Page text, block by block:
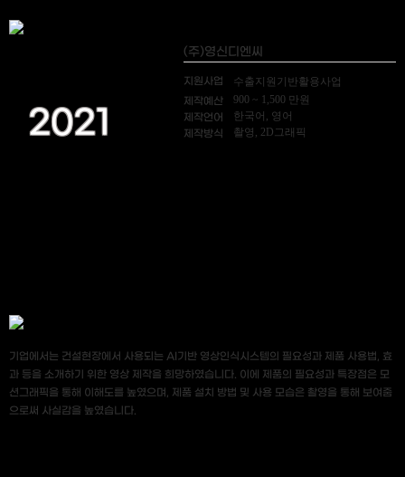
2021
(주)영신디엔씨
지원사업 수출지원기반활용사업
제작예산 900 ~ 1,500 만원
제작언어 한국어, 영어
제작방식 촬영, 2D그래픽
기업에서는 건설현장에서 사용되는 AI기반 영상인식시스템의 필요성과 제품 사용법, 효
과 등을 소개하기 위한 영상 제작을 희망하였습니다. 이에 제품의 필요성과 특장점은 모
션그래픽을 통해 이해도를 높였으며, 제품 설치 방법 및 사용 모습은 촬영을 통해 보여줌
으로써 사실감을 높였습니다.